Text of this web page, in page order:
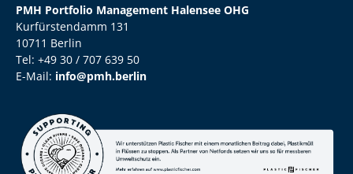
PMH Portfolio Management Halensee OHG
Kurfürstendamm 131
10711 Berlin
Tel: +49 30 / 707 639 50
E-Mail: info@pmh.berlin